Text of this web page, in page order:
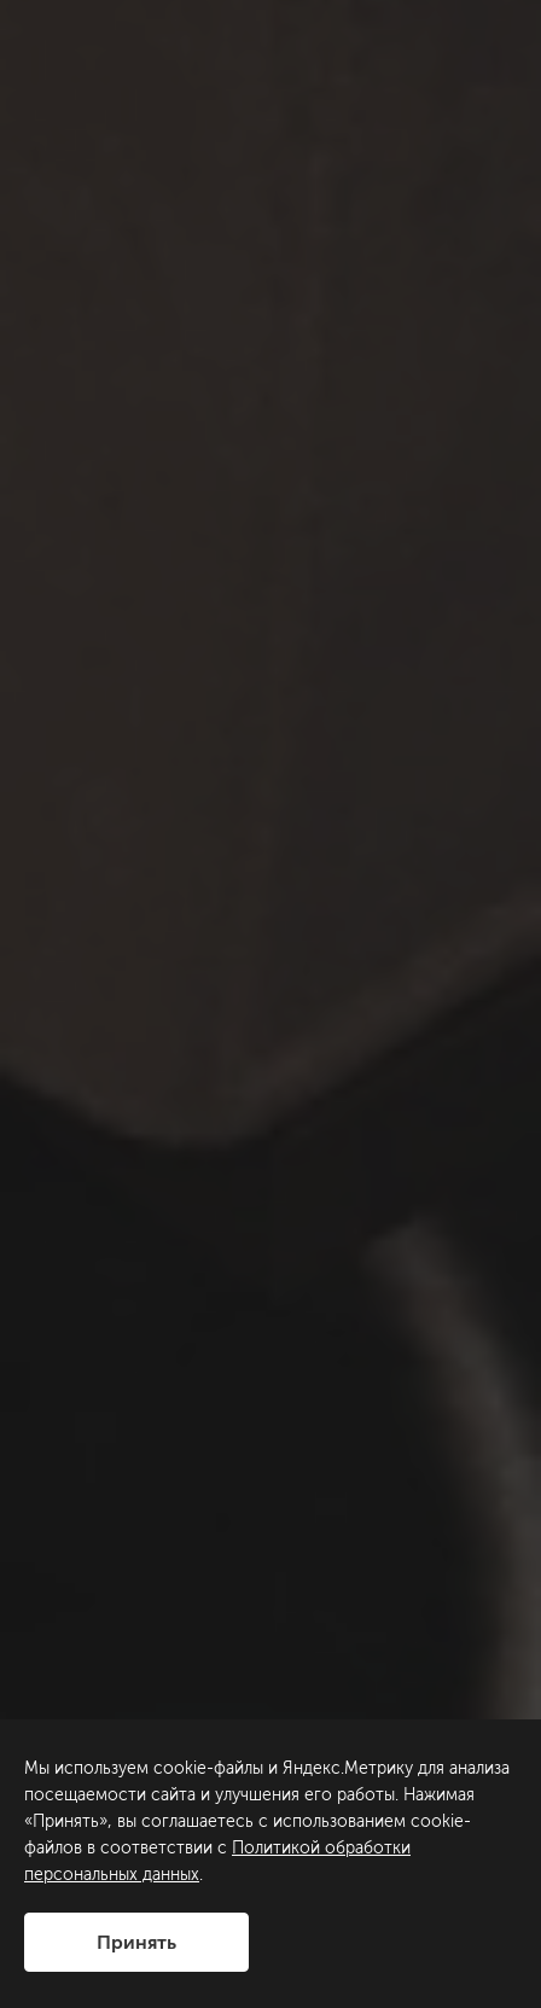
Мы используем cookie-файлы и Яндекс.Метрику для анализа
посещаемости сайта и улучшения его работы. Нажимая
«Принять», вы соглашаетесь с использованием cookie-
файлов в соответствии с Политикой обработки
персональных данных.
Принять